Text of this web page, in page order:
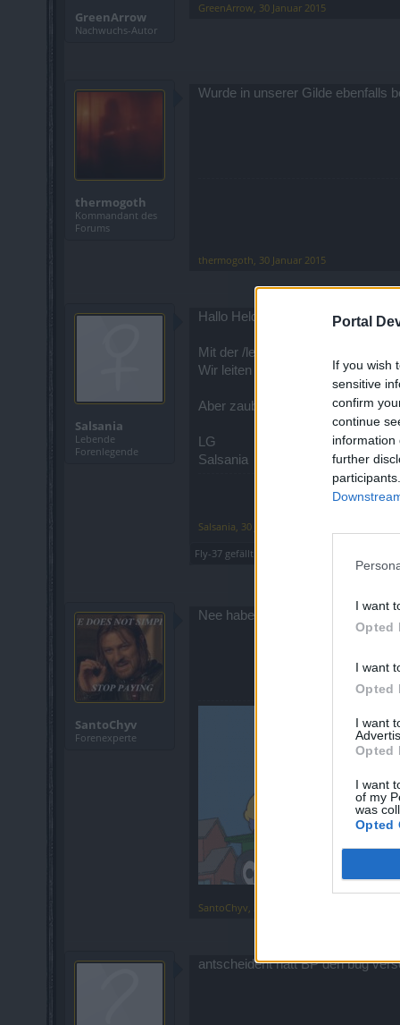
Portal
If you wish
sensitive
confirm
continue
information
further
I want
Opted
I want
Opted
I want
Opted
I want
of my
was
Opted
GreenArrow
Nachwuchs-Autor
GreenArrow, 30 Januar 2015
thermogoth
Kommandant des
Forums
Wurde in unserer Gilde ebenfalls
thermogoth, 30 Januar 2015
Salsania
Lebende
Forenlegende
Hallo Helden von Dracania
Mit der /leave Funktion und neue
Wir leiten es auf jeden Fall weiter.
Aber zaubern können wir auch
LG
Salsania
Salsania, 30 Januar 2015
Fly-37 gefällt dies.
SantoChyv
Forenexperte
Nee haben es schon mit
SantoChyv,
antscheident hatt BP den bug